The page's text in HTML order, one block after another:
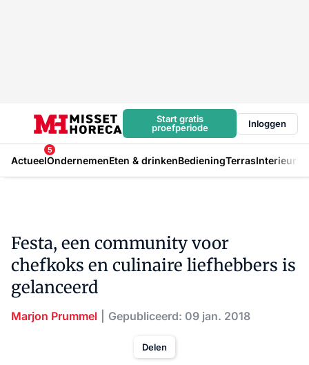
Start gratis
proefperiode
Inloggen
Actueel
5
OndernemenEten & drinkenBedieningTerrasInterieur
Festa, een community voor
chefkoks en culinaire liefhebbers is
gelanceerd
Marjon Prummel Gepubliceerd: 09 jan. 2018
Delen